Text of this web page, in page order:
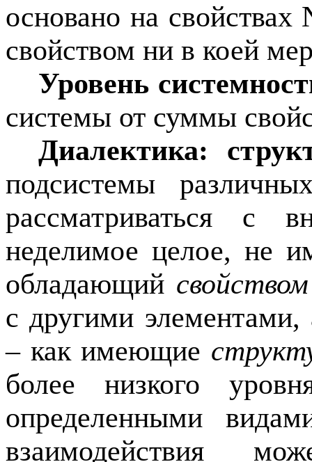
основано на
свойством ни в коей
Уровень
системы от суммы
Диалектика:
подсистемы
рассматриваться с
неделимое целое, не
обладающий свойством
с другими элементами,
– как имеющие
более низкого
определенными
взаимодействия